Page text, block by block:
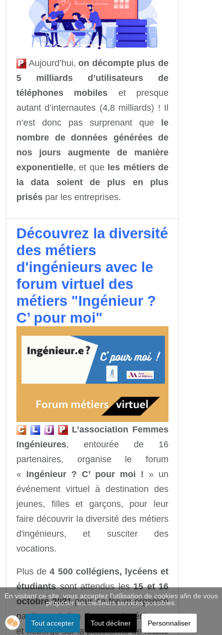
Aujourd’hui,on décompte plus de
5 milliards d’utilisateurs de
téléphones mobiles et presque
autant d’internautes (4,8 milliards) ! Il
n’est donc pas surprenant que
le
nombre de données générées de
nos jours augmente de manière
exponentielle, et que les métiers de
la data soient de plus en plus
prisés par les entreprises.
Découvrez la diversité
des métiers
d'ingénieurs avec le
forum virtuel des
métiers "Ingénieur ?
C’ pour moi"
L’association Femmes
Ingénieures, entourée de 16
partenaires, organise le forum
« Ingénieur ? C’ pour moi ! » un
événement virtuel à destination des
jeunes, filles et garçons, pour leur
faire découvrir la diversité des métiers
d'ingénieurs, et susciter des
vocations.
Plus de4 500 collégiens, lycéens et
étudiantssont attendus les15 et 16
octobre 2021pour ce forum organisé
par l’association Femmes Ingénieures
et hébergé sur la plateforme de réalité
En visitant ce site, vous acceptez l'utilisation de cookies afin de vous
proposer les meilleurs services possibles.
Tout accepter Tout décliner Personnaliser